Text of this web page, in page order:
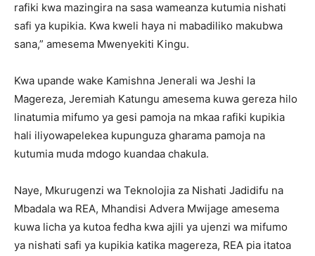
rafiki kwa mazingira na sasa wameanza kutumia nishati
safi ya kupikia. Kwa kweli haya ni mabadiliko makubwa
sana,” amesema Mwenyekiti Kingu.
Kwa upande wake Kamishna Jenerali wa Jeshi la
Magereza, Jeremiah Katungu amesema kuwa gereza hilo
linatumia mifumo ya gesi pamoja na mkaa rafiki kupikia
hali iliyowapelekea kupunguza gharama pamoja na
kutumia muda mdogo kuandaa chakula.
Naye, Mkurugenzi wa Teknolojia za Nishati Jadidifu na
Mbadala wa REA, Mhandisi Advera Mwijage amesema
kuwa licha ya kutoa fedha kwa ajili ya ujenzi wa mifumo
ya nishati safi ya kupikia katika magereza, REA pia itatoa